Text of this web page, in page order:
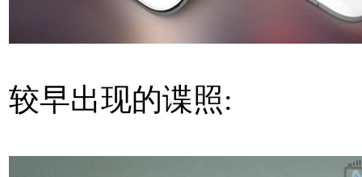
较早出现的谍照: